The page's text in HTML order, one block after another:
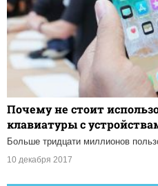
Почему не стоит
клавиатуры с
Больше тридцати миллионов
10 декабря 2017